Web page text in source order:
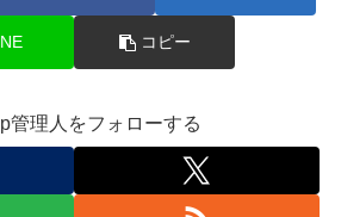
コピー
管理人をフォローする